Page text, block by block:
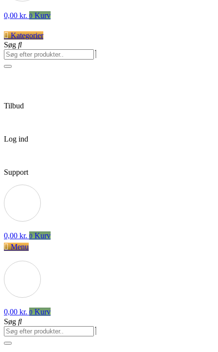
0,00 kr. 0 Kurv
Kategorier
Søg
Tilbud
Log ind
Support
0,00 kr. 0 Kurv
Menu
0,00 kr. 0 Kurv
Søg